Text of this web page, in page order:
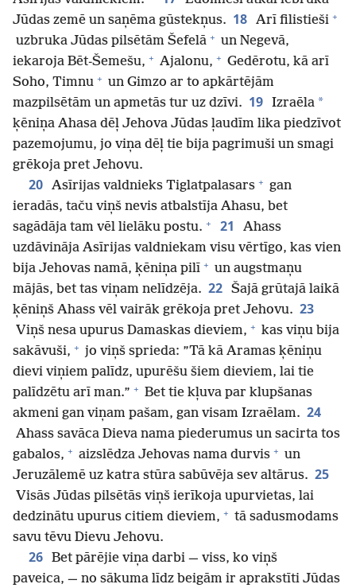
Jūdas zemē un saņēma gūstekņus. 18 Arī filistieši +
uzbruka Jūdas pilsētām Šefelā + un Negevā,
iekaroja Bēt-Šemešu, + Ajalonu, + Gedērotu, kā arī
Soho, Timnu + un Gimzo ar to apkārtējām
mazpilsētām un apmetās tur uz dzīvi. 19 Izraēla *
ķēniņa Ahasa dēļ Jehova Jūdas ļaudīm lika piedzīvot
pazemojumu, jo viņa dēļ tie bija pagrimuši un smagi
grēkoja pret Jehovu.
20 Asīrijas valdnieks Tiglatpalasars + gan
ieradās, taču viņš nevis atbalstīja Ahasu, bet
sagādāja tam vēl lielāku postu. + 21
Ahass
uzdāvināja Asīrijas valdniekam visu vērtīgo, kas vien
bija Jehovas namā, ķēniņa pilī + un augstmaņu
mājās, bet tas viņam nelīdzēja. 22 Šajā grūtajā laikā
ķēniņš Ahass vēl vairāk grēkoja pret Jehovu. 23
Viņš nesa upurus Damaskas dieviem, + kas viņu bija
sakāvuši, + jo viņš sprieda: ”Tā kā Aramas ķēniņu
dievi viņiem palīdz, upurēšu šiem dieviem, lai tie
palīdzētu arī man.” + Bet tie kļuva par klupšanas
akmeni gan viņam pašam, gan visam Izraēlam. 24
Ahass savāca Dieva nama piederumus un sacirta tos
gabalos, + aizslēdza Jehovas nama durvis + un
Jeruzālemē uz katra stūra sabūvēja sev altārus. 25
Visās Jūdas pilsētās viņš ierīkoja upurvietas, lai
dedzinātu upurus citiem dieviem, + tā sadusmodams
savu tēvu Dievu Jehovu.
26 Bet pārējie viņa darbi — viss, ko viņš
paveica, — no sākuma līdz beigām ir aprakstīti Jūdas